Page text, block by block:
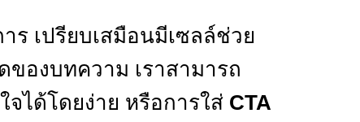
ร เปรียบเสมือนมีเซลล์ช่วย
องบทความ เราสามารถ
ได้โดยง่าย หรือการใส่ CTA